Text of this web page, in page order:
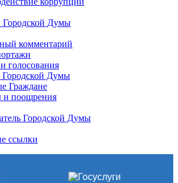
Городской Думы
комментарий
голосования
Городской Думы
Граждане
и поощрения
Городской Думы
ссылки